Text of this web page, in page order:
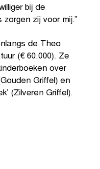
bij de
zorgen zij voor mij.”
de Theo
(€ 60.000). Ze
over
Griffel) en
(Zilveren Griffel).